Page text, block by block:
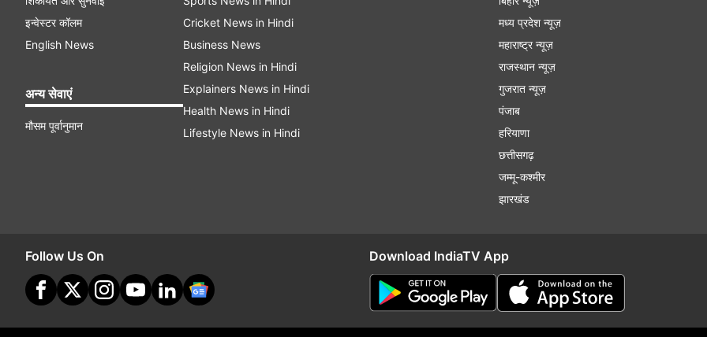
इन्वेस्टर कॉलम
English News
अन्य सेवाएं
मौसम पूर्वानुमान
Cricket News in Hindi
Business News
Religion News in Hindi
Explainers News in Hindi
Health News in Hindi
Lifestyle News in Hindi
मध्य प्रदेश न्यूज़
महाराष्ट्र न्यूज़
राजस्थान न्यूज़
गुजरात न्यूज़
पंजाब
हरियाणा
छत्तीसगढ़
जम्मू-कश्मीर
झारखंड
Follow Us On Download IndiaTV App